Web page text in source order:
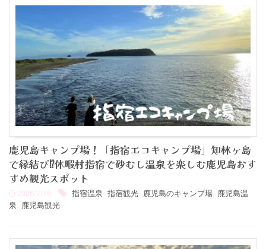
鹿児島キャンプ場！「指宿エコキャンプ場」知林ヶ島
で縁結び⁉︎休暇村指宿で砂むし温泉を楽しむ鹿児島おす
すめ観光スポット
2026/7/15 指宿温泉 指宿観光 鹿児島のキャンプ場 鹿児島温
泉
鹿児島観光